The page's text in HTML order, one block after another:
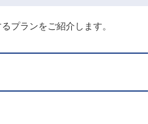
プランをご紹介します。